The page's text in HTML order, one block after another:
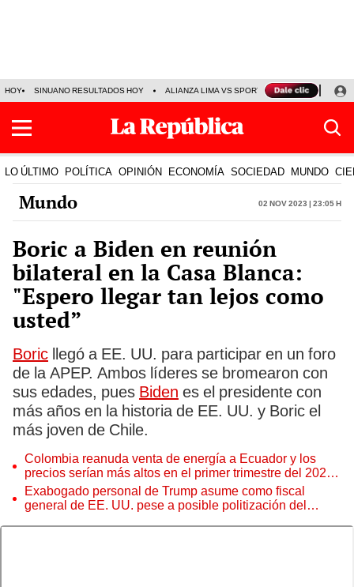
HOY SINUANO RESULTADOS HOY ALIANZA LIMA VS SPORT BOYS JORGE
LO ÚLTIMO POLÍTICA OPINIÓN ECONOMÍA SOCIEDAD MUNDO
Mundo 02 Nov 2023 | 23:05 h
Boric a Biden en reunión
bilateral en la Casa Blanca:
"Espero llegar tan lejos como
usted”
Boric llegó a EE. UU. para participar en un foro
de la APEP. Ambos líderes se bromearon con
sus edades, pues Biden es el presidente con
más años en la historia de EE. UU. y Boric el
más joven de Chile.
Colombia reanuda venta de energía a Ecuador y los
precios serían más altos en el primer trimestre del 2027,
según Cenace
Exabogado personal de Trump asume como fiscal
general de EE. UU. pese a posible politización del